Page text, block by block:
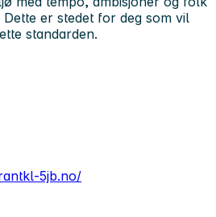
er stedet for deg som vil
standarden.
5jb.no/